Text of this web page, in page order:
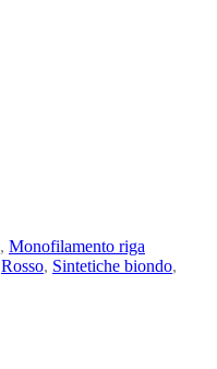
, Monofilamento riga
Rosso, Sintetiche biondo,